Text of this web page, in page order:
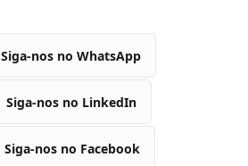
Siga-nos no WhatsApp
Siga-nos no LinkedIn
Siga-nos no Facebook